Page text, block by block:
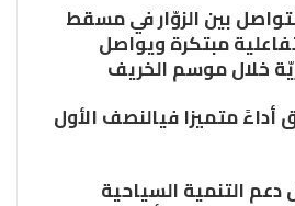
بين الزوّار في مسقط
مبتكرة ويواصل
خلال موسم الخريف
أداءً متميزا فيالنصف الأول
التنمية السياحية